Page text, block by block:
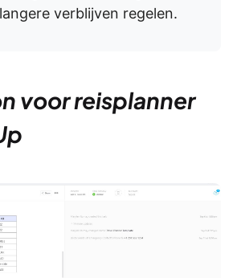
verblijven regelen.
voor reisplanner